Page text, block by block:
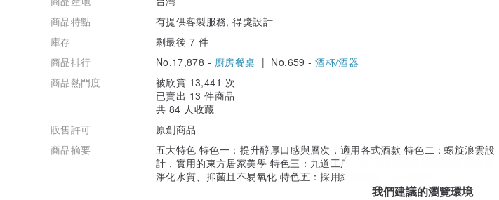
商品特點
有提供客製服務, 得獎設計
庫存
剩最後 7 件
商品排行
No.17,878 - 廚房餐桌 | No.659 -酒杯/酒器
商品熱門度
被欣賞 13,441 次
已賣出 13 件商品
共 84 人收藏
販售許可
原創商品
商品摘要
五大特色 特色一：提升醇厚口感與層次，適用各式酒款 特色二：螺旋浪雲設
計，實用的東方居家美學 特色三：九道工序，手工精修細磨造就完美 特色四：
淨化水質、抑菌且不易氧化 特色五：採用純錫製造，安全無毒
我們建議的瀏覽環境